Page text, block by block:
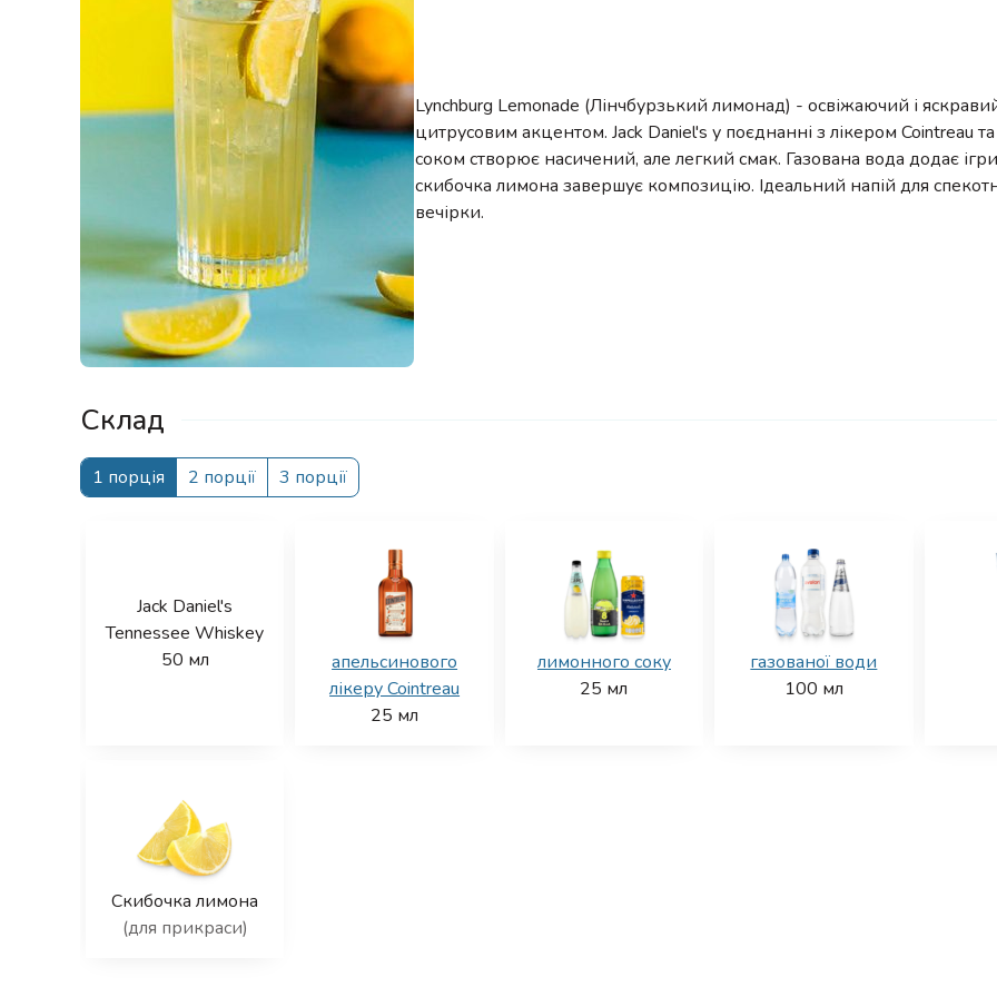
Lynchburg Lemonade (Лінчбурзький лимонад) - освіжаючий і
цитрусовим акцентом. Jack Daniel's у поєднанні з лікером Cointreau
соком створює насичений, але легкий смак. Газована вода додає
скибочка лимона завершує композицію. Ідеальний напій для
вечірки.
Склад
1 порція 2 порції 3 порції
Jack Daniel's
Tennessee Whiskey
50 мл
апельсинового
лікеру Cointreau
25 мл
лимонного соку
25 мл
газованої води
100 мл
Скибочка лимона
(для прикраси)